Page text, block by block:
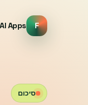
F
Apps
סיכום